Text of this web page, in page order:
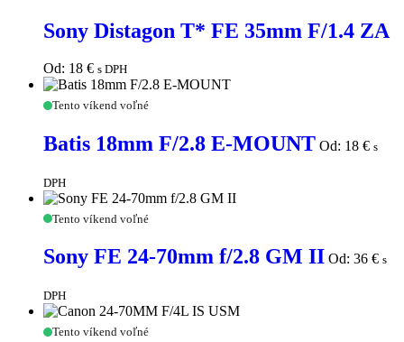
FE
F/1.4
ZA
Sony Distagon T* FE 35mm F/1.4 ZA
Od: 18 € s DPH
Batis
F/2.8
E-
Tento víkend voľné
Batis 18mm F/2.8 E-MOUNT Od: 18 € s
DPH
Sony
24-
70mm
GM
II
Tento víkend voľné
Sony FE 24-70mm f/2.8 GM II Od: 36 € s
DPH
Canon
Tento víkend voľné